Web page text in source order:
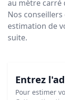
au mètre carré
Nos
estimation de
suite.
Entrez
Pour estimer